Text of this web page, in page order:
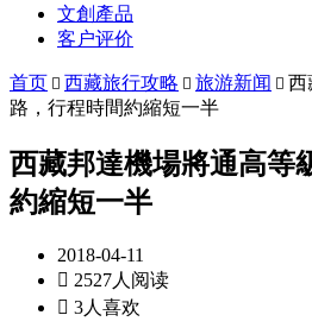
文創產品
客户评价
首页  西藏旅行攻略  旅游新闻  西
路，行程時間約縮短一半
西藏邦達機場將通高等
約縮短一半
2018-04-11
 2527人阅读
 3人喜欢